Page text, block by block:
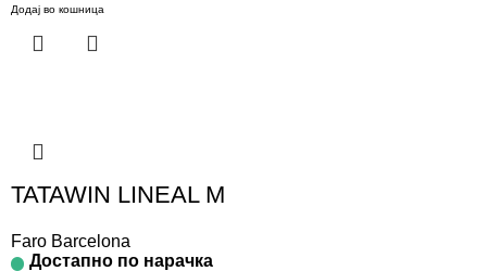
Додај во кошница
TATAWIN LINEAL M
Faro Barcelona
Достапно по нарачка